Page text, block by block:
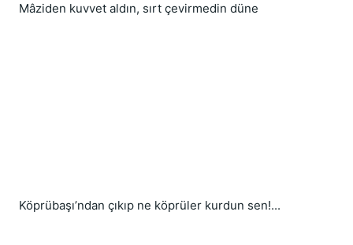
Mâziden kuvvet aldın, sırt çevirmedin düne
Köprübaşı’ndan çıkıp ne köprüler kurdun sen!...